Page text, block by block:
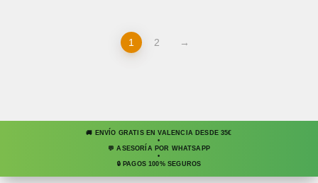
1 2 →
🚚 ENVÍO GRATIS EN VALENCIA DESDE 35€
•
💬 ASESORÍA POR WHATSAPP
•
🔒 PAGOS 100% SEGUROS